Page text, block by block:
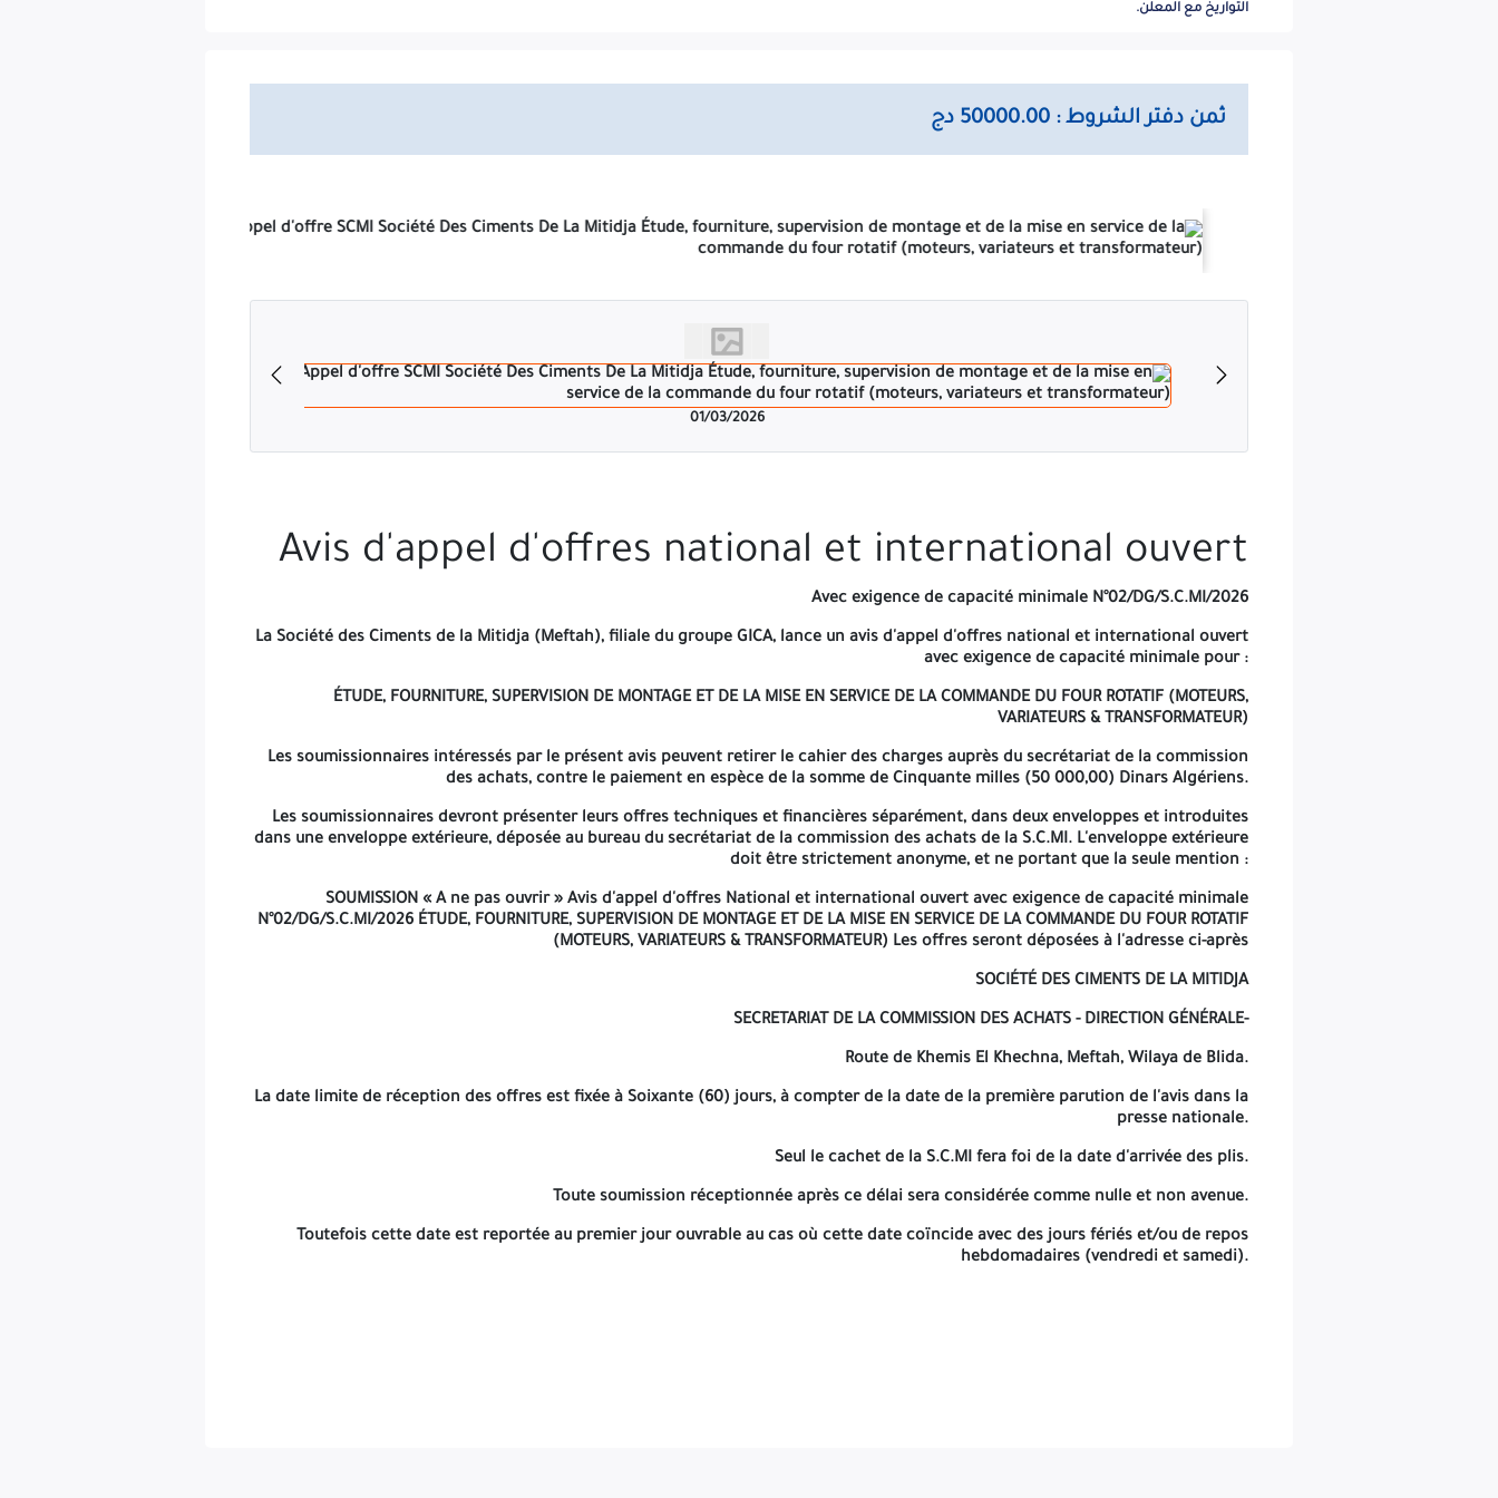
La Société des Ciments de la Mitidja (Meftah), filiale du groupe GICA, lance un avis d'appel d'offres national et international ouvert avec exigence de capacité minimale pour :
Les soumissionnaires intéressés par le présent avis peuvent retirer le cahier des charges auprès du secrétariat de la commission des achats, contre le paiement en espèce de la somme de
Cinquante milles (50 000,00) Dinars Algériens.
LA MISE EN SERVICE DE LA COMMANDE DU FOUR ROTATIF (MOTEURS, VARIATEURS & TRANSFORMATEUR) Les offres seront déposées à l'adresse ci-après
SECRETARIAT DE LA COMMISSION DES ACHATS - DIRECTION GÉNÉRALE-
La date limite de réception des offres est fixée à Soixante (60) jours, à compter de la date de la première parution de l'avis dans la presse nationale.
التواريخ مع المعلن.
ثمن دفتر الشروط : 50000.00 دج
01/03/2026
Avis d'appel d'offres national et international ouvert
Avec exigence de capacité minimale N°02/DG/S.C.MI/2026
La Société des Ciments de la Mitidja (Meftah), filiale du groupe GICA, lance un avis d'appel d'offres national et international ouvert
avec exigence de capacité minimale pour :
ÉTUDE, FOURNITURE, SUPERVISION DE MONTAGE ET DE LA MISE EN SERVICE DE LA COMMANDE DU FOUR ROTATIF (MOTEURS,
VARIATEURS & TRANSFORMATEUR)
Les soumissionnaires intéressés par le présent avis peuvent retirer le cahier des charges auprès du secrétariat de la commission
des achats, contre le paiement en espèce de la somme de Cinquante milles (50 000,00) Dinars Algériens.
Les soumissionnaires devront présenter leurs offres techniques et financières séparément, dans deux enveloppes et introduites
dans une enveloppe extérieure, déposée au bureau du secrétariat de la commission des achats de la S.C.MI. L'enveloppe extérieure
doit être strictement anonyme, et ne portant que la seule mention :
SOUMISSION « A ne pas ouvrir » Avis d'appel d'offres National et international ouvert avec exigence de capacité minimale
N°02/DG/S.C.MI/2026 ÉTUDE, FOURNITURE, SUPERVISION DE MONTAGE ET DE LA MISE EN SERVICE DE LA COMMANDE DU FOUR ROTATIF
(MOTEURS, VARIATEURS & TRANSFORMATEUR) Les offres seront déposées à l'adresse ci-après
SOCIÉTÉ DES CIMENTS DE LA MITIDJA
SECRETARIAT DE LA COMMISSION DES ACHATS - DIRECTION GÉNÉRALE-
Route de Khemis El Khechna, Meftah, Wilaya de Blida.
La date limite de réception des offres est fixée à Soixante (60) jours, à compter de la date de la première parution de l'avis dans la
presse nationale.
Seul le cachet de la S.C.MI fera foi de la date d'arrivée des plis.
Toute soumission réceptionnée après ce délai sera considérée comme nulle et non avenue.
Toutefois cette date est reportée au premier jour ouvrable au cas où cette date coïncide avec des jours fériés et/ou de repos
hebdomadaires (vendredi et samedi).